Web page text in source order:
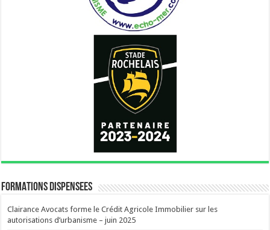
FORMATIONS DISPENSEES
Clairance Avocats forme le Crédit Agricole Immobilier sur les
autorisations d’urbanisme – juin 2025